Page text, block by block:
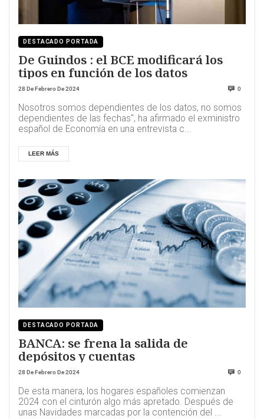
DESTACADO PORTADA
De Guindos : el BCE modificará los
tipos en función de los datos
28 De Febrero De 2024 0
Nosotros somos dependientes de los datos, no somos
dependientes de las fechas", ha afirmado el exministro
español de Economía en una entrevista c...
LEER MÁS
DESTACADO PORTADA
BANCA: se frena la salida de
depósitos y cuentas
28 De Febrero De 2024 0
De esta manera, los hogares españoles comienzan
2024 con el cinturón algo más apretado. Después de
unas Navidades marcadas por la contención del ...